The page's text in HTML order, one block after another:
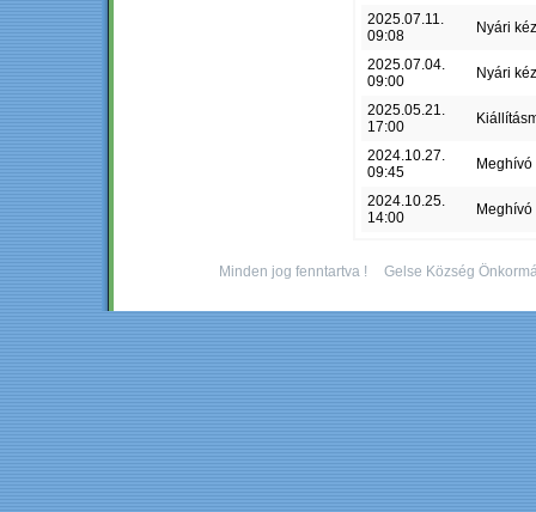
2025.07.11.
09:08
Nyári
2025.07.04.
09:00
Nyári
2025.05.21.
17:00
2024.10.27.
09:45
Meghívó
2024.10.25.
14:00
Meghívó
Minden jog fenntartva ! Gelse Község